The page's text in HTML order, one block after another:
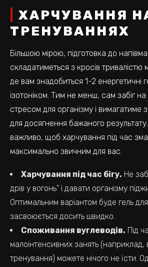
ХАРЧУВАННЯ
ТРЕНУВАННЯХ
Більшою мірою, підготовка до
складатиметься з кросів
де вам знадобиться 1-2 енергетичні
ізотоніком. Тим не менш, сам забіг
стресом для організму і вимагатиме
для досягнення бажаного
важливо, щоб харчування під час
максимально звичним для вас.
Харчування під час бігу. Не
дрів у вогонь" і давати організму
Оптимальним варіантом буде гель для
засвоюється досить швидко.
Споживання вуглеводів. Під
малоінтенсивних занять (наприклад,
тренування) можете нічого не їсти.